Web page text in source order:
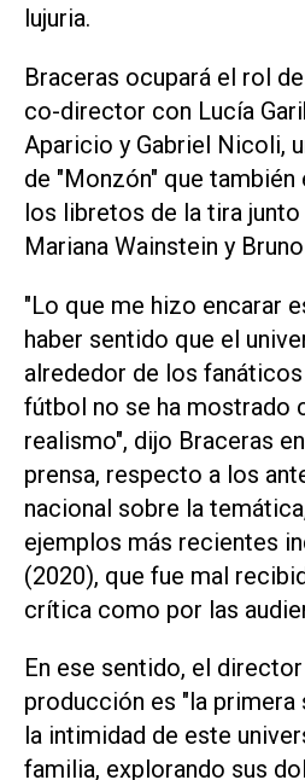
lujuria.
Braceras ocupará el rol
co-director con Lucía
Aparicio y Gabriel Nicoli,
de "Monzón" que también
los libretos de la tira junto
Mariana Wainstein y
"Lo que me hizo encarar
haber sentido que el
alrededor de los
fútbol no se ha mostrado
realismo", dijo Braceras
prensa, respecto a los
nacional sobre la
ejemplos más recientes
(2020), que fue mal
crítica como por las
En ese sentido, el
producción es "la primera
la intimidad de este
familia, explorando sus